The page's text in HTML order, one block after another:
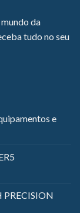
da
tudo no seu
e
PRECISION